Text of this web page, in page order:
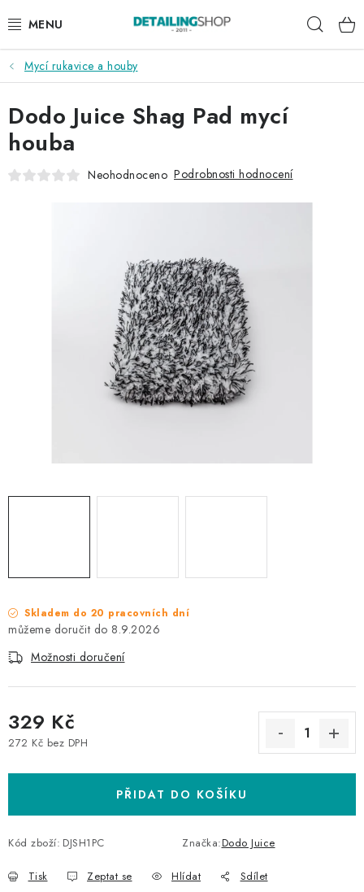
na
AKCE
NOVINKY
EXTERIÉR
DÁRKOVÉ SADY A POUKAZY
BYDLENÍ
Mycí rukavice a houby
Skladem do 20 pracovních dní
8.9.2026
Možnosti doručení
329 Kč
272 Kč bez DPH
PŘIDAT DO KOŠÍKU
Kód zboží: DJSH1PC Značka:Dodo Juice
Tisk Zeptat se Hlídat Sdílet
Dodo Juice Shag Pad mycí
houba
Neohodnoceno Podrobnosti hodnocení